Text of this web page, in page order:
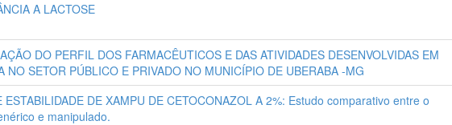
A LACTOSE
DO PERFIL DOS FARMACÊUTICOS E DAS ATIVIDADES DESENVOLVIDAS EM
NO SETOR PÚBLICO E PRIVADO NO MUNICÍPIO DE UBERABA -MG
ESTABILIDADE DE XAMPU DE CETOCONAZOL A 2%: Estudo comparativo entre o
e manipulado.